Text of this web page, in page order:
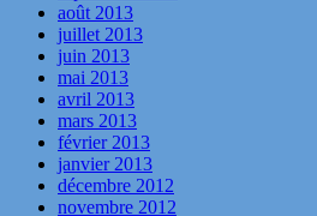
août 2013
juillet 2013
juin 2013
mai 2013
avril 2013
mars 2013
février 2013
janvier 2013
décembre 2012
novembre 2012